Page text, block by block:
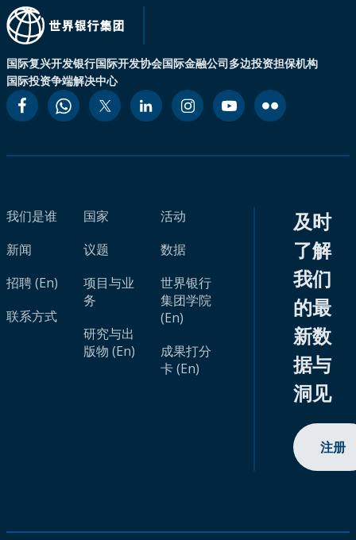
国际复兴开发银行国际开发协会国际金融公司多边投资担保机构
国际投资争端解决中心
我们是谁
新闻
招聘 (En)
联系方式
国家
议题
项目与业
务
研究与出
版物 (En)
活动
数据
世界银行
集团学院
(En)
成果打分
卡 (En)
及时
了解
我们
的最
新数
据与
洞见
注册